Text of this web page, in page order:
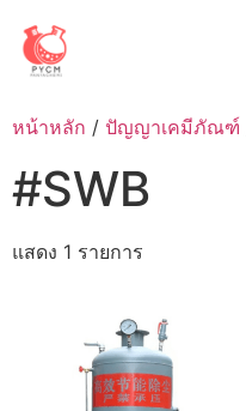
content
หน้าหลัก / ปัญญาเคมีภัณฑ์
#SWB
แสดง 1 รายการ